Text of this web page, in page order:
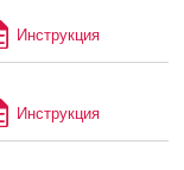
Инструкция
Инструкция